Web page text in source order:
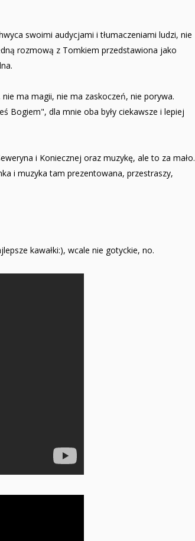
swoimi audycjami i tłumaczeniami ludzi, nie
rozmową z Tomkiem przedstawiona jako
ma magii, nie ma zaskoczeń, nie porywa.
Bogiem", dla mnie oba były ciekawsze i lepiej
i Koniecznej oraz muzykę, ale to za mało.
i muzyka tam prezentowana, przestraszy,
kawałki:), wcale nie gotyckie, no.